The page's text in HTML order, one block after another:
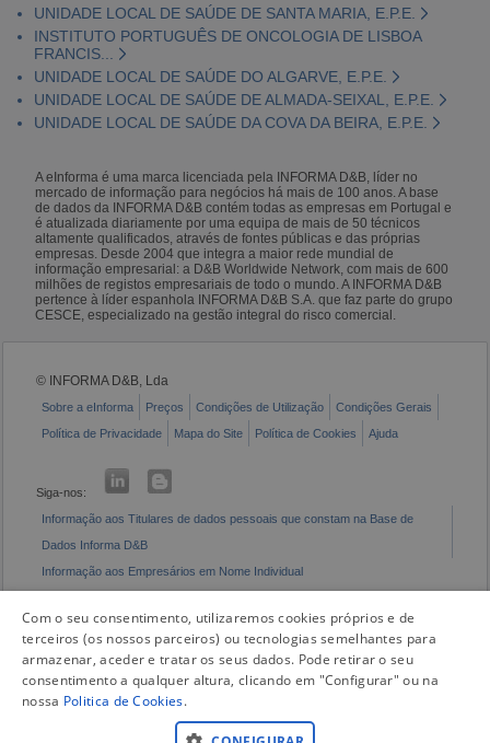
UNIDADE LOCAL DE SAÚDE DE SANTA MARIA, E.P.E.
INSTITUTO PORTUGUÊS DE ONCOLOGIA DE LISBOA
FRANCIS...
UNIDADE LOCAL DE SAÚDE DO ALGARVE, E.P.E.
UNIDADE LOCAL DE SAÚDE DE ALMADA-SEIXAL, E.P.E.
UNIDADE LOCAL DE SAÚDE DA COVA DA BEIRA, E.P.E.
A eInforma é uma marca licenciada pela INFORMA D&B, líder no
mercado de informação para negócios há mais de 100 anos. A base
de dados da INFORMA D&B contém todas as empresas em Portugal e
é atualizada diariamente por uma equipa de mais de 50 técnicos
altamente qualificados, através de fontes públicas e das próprias
empresas. Desde 2004 que integra a maior rede mundial de
informação empresarial: a D&B Worldwide Network, com mais de 600
milhões de registos empresariais de todo o mundo. A INFORMA D&B
pertence à líder espanhola INFORMA D&B S.A. que faz parte do grupo
CESCE, especializado na gestão integral do risco comercial.
© INFORMA D&B, Lda
Sobre a eInforma Preços Condições de Utilização
Condições Gerais
Política de Privacidade
Mapa do Site Política de Cookies Ajuda
Siga-nos:
Informação aos Titulares de dados pessoais que constam na Base de
Dados Informa D&B
Informação aos Empresários em Nome Individual
Com o seu consentimento, utilizaremos cookies próprios e de
terceiros (os nossos parceiros) ou tecnologias semelhantes para
armazenar, aceder e tratar os seus dados. Pode retirar o seu
consentimento a qualquer altura, clicando em "Configurar" ou na
nossa Politica de Cookies.